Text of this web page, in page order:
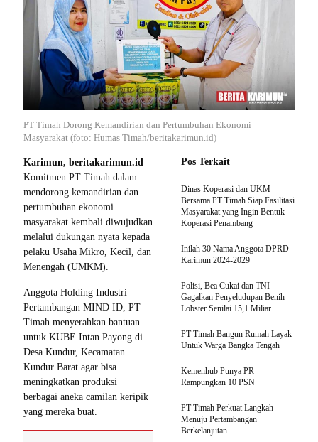
PT Timah Dorong Kemandirian dan Pertumbuhan Ekonomi
Masyarakat (foto: Humas Timah/beritakarimun.id)
Karimun, beritakarimun.id –
Komitmen PT Timah dalam
mendorong kemandirian dan
pertumbuhan ekonomi
masyarakat kembali diwujudkan
melalui dukungan nyata kepada
pelaku Usaha Mikro, Kecil, dan
Menengah (UMKM).
Anggota Holding Industri
Pertambangan MIND ID, PT
Timah menyerahkan bantuan
untuk KUBE Intan Payong di
Desa Kundur, Kecamatan
Kundur Barat agar bisa
meningkatkan produksi
berbagai aneka camilan keripik
yang mereka buat.
Pos Terkait
Dinas Koperasi dan UKM
Bersama PT Timah Siap Fasilitasi
Masyarakat yang Ingin Bentuk
Koperasi Penambang
Inilah 30 Nama Anggota DPRD
Karimun 2024-2029
Polisi, Bea Cukai dan TNI
Gagalkan Penyeludupan Benih
Lobster Senilai 15,1 Miliar
PT Timah Bangun Rumah Layak
Untuk Warga Bangka Tengah
Kemenhub Punya PR
Rampungkan 10 PSN
PT Timah Perkuat Langkah
Menuju Pertambangan
Berkelanjutan